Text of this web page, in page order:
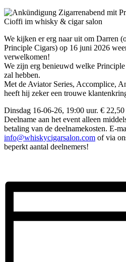
We kijken er erg naar uit om Darren
Principle Cigars) op 16 juni 2026
verwelkomen!
We zijn erg benieuwd welke
zal hebben.
Met de Aviator Series, Accomplice,
heeft hij zeker een trouwe
Dinsdag 16-06-26, 19:00 uur. € 22,50
Deelname aan het event alleen
betaling van de deelnamekosten. E-
info@whiskycigarsalon.com of via
beperkt aantal deelnemers!